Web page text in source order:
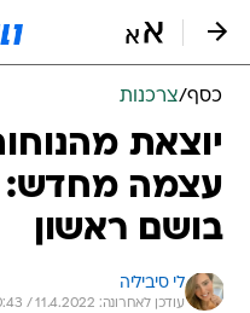
כסף/צרכנות
יוצאת
עצמה מחדש:
בושם ראשון
לי סיביליה
עודכן לאחרונה: 11.4.2022 / 10:43